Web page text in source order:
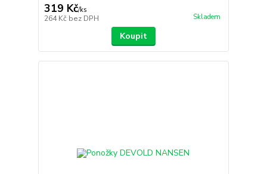
319 Kč/ks
264 Kč bez DPH Skladem
Koupit